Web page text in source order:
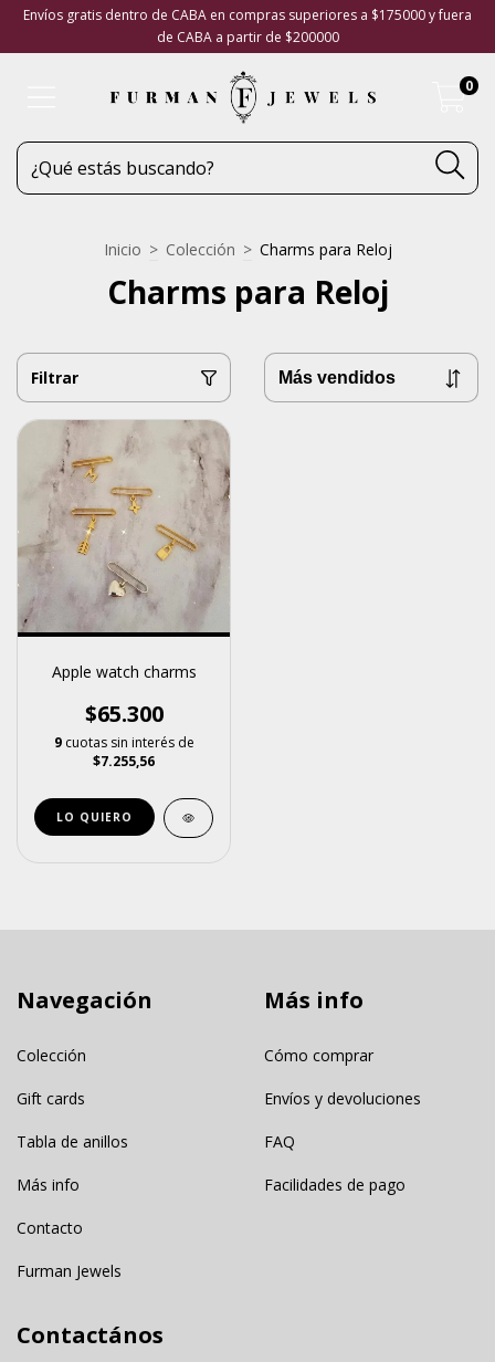
Envíos gratis dentro de CABA en compras superiores a $175000 y fuera
de CABA a partir de $200000
0
Inicio > Colección > Charms para Reloj
Charms para Reloj
Filtrar
Apple watch charms
$65.300
9 cuotas sin interés de
$7.255,56
LO QUIERO
Navegación
Colección
Gift cards
Tabla de anillos
Más info
Contacto
Furman Jewels
Más info
Cómo comprar
Envíos y devoluciones
FAQ
Facilidades de pago
Contactános